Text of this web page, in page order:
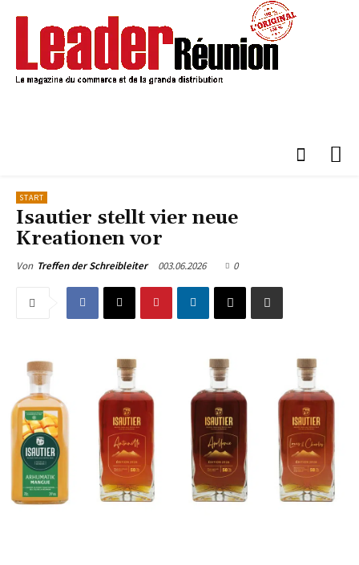
START
Isautier stellt vier neue
Kreationen vor
Von Treffen der Schreibleiter 003.06.2026 0